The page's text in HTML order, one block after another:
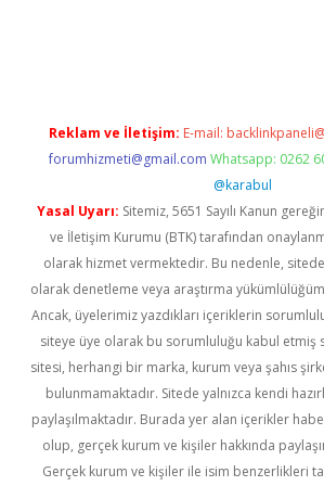
Reklam ve İletişim: E-mail:
forumhizmeti@gmail.com Whatsapp: 0262
@karabul
Yasal Uyarı: Sitemiz, 5651 Sayılı Kanun
ve İletişim Kurumu (BTK) tarafından
olarak hizmet vermektedir. Bu nedenle,
olarak denetleme veya araştırma
Ancak, üyelerimiz yazdıkları içeriklerin
siteye üye olarak bu sorumluluğu kabul etmiş
sitesi, herhangi bir marka, kurum veya şahıs
bulunmamaktadır. Sitede yalnızca kendi
paylaşılmaktadır. Burada yer alan içerikler
olup, gerçek kurum ve kişiler hakkında
Gerçek kurum ve kişiler ile isim benzerlikleri